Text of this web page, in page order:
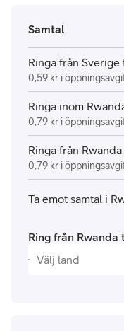
Samtal
Ringa från Sverige
0,59 kr i
Ringa inom
0,79 kr i
Ringa från
0,79 kr i
Ta emot samtal i
Ring från Rwanda